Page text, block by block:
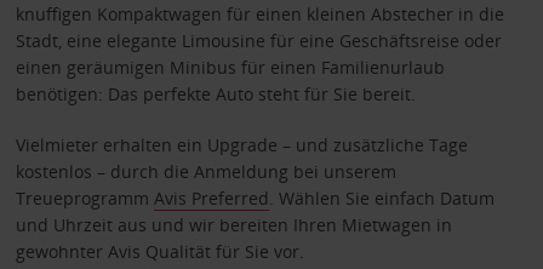
knuffigen Kompaktwagen für einen kleinen Abstecher in die
Stadt, eine elegante Limousine für eine Geschäftsreise oder
einen geräumigen Minibus für einen Familienurlaub
benötigen: Das perfekte Auto steht für Sie bereit.
Vielmieter erhalten ein Upgrade – und zusätzliche Tage
kostenlos – durch die Anmeldung bei unserem
Treueprogramm Avis Preferred . Wählen Sie einfach Datum
und Uhrzeit aus und wir bereiten Ihren Mietwagen in
gewohnter Avis Qualität für Sie vor.